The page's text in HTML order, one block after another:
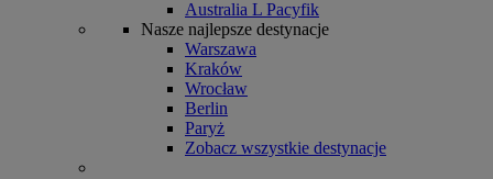
Australia L Pacyfik
Nasze najlepsze destynacje
Warszawa
Kraków
Wrocław
Berlin
Paryż
Zobacz wszystkie destynacje